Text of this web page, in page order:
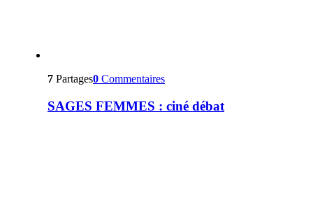
7 Partages0 Commentaires
SAGES FEMMES : ciné débat